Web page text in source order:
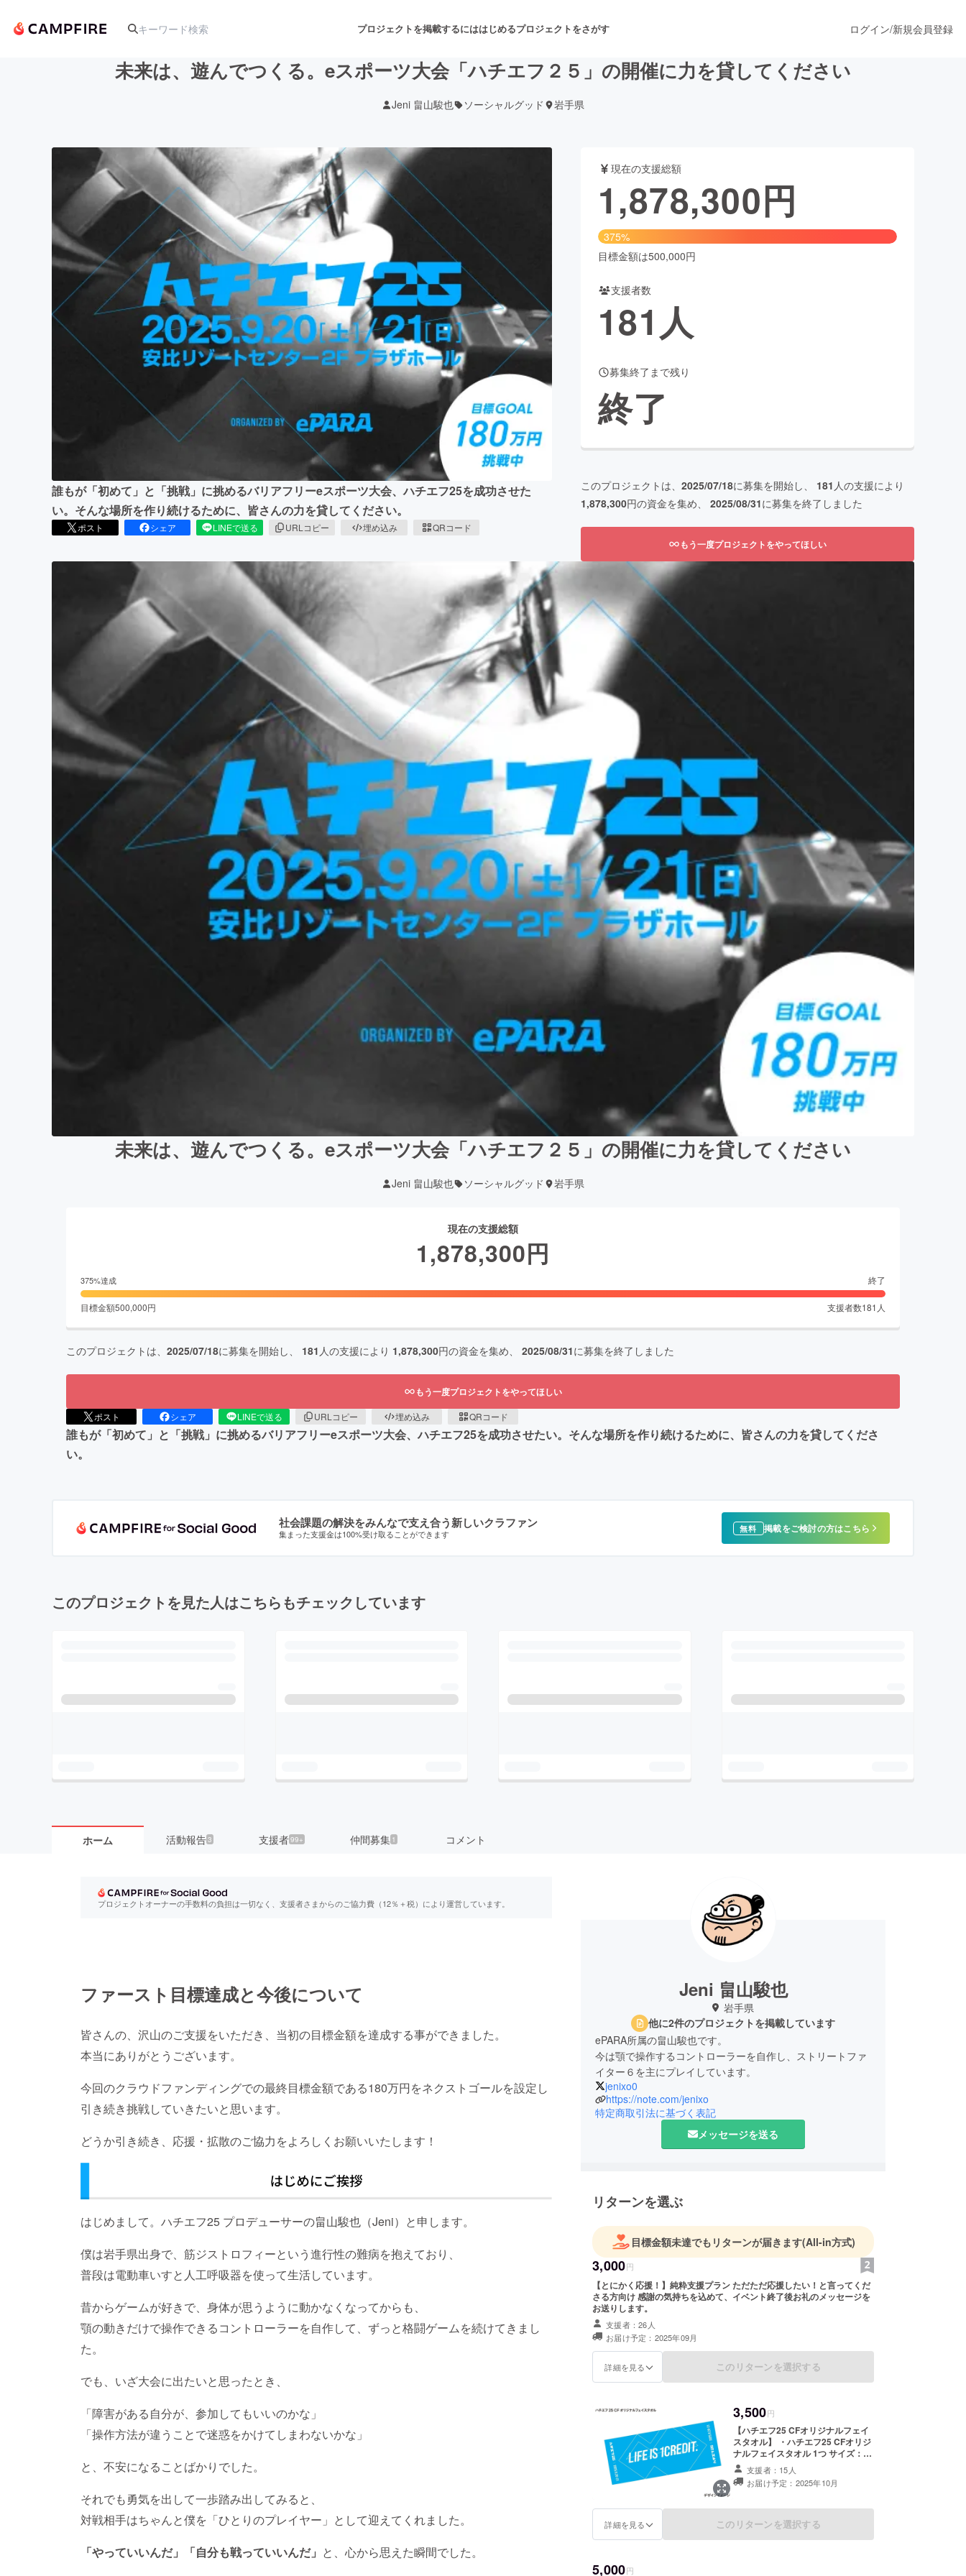
プロジェクトを掲載するにははじめるプロジェクトをさがす
アート・写真 音楽 舞台・パフォーマンス
テクノロジー・ガジェット ゲーム・サービス開発 ファッション
映像・映画 書籍・雑誌出版
ビジネス・起業 チャレンジ ビューティー・ヘルスケア
まちづくり・地域活性化
CAMPFIRE for Social GoodCAMPFIRE Creation
CAMPFIREふるさと納税machi-yaコミュニティ
ログイン/新規会員登録
未来は、遊んでつくる。eスポーツ大会「ハチエフ２５」の開催に力を貸してください
Jeni 畠山駿也 ソーシャルグッド 岩手県
誰もが「初めて」と「挑戦」に挑めるバリアフリーeスポーツ大会、ハチエフ25を成功させた
い。そんな場所を作り続けるために、皆さんの力を貸してください。
ポスト シェア LINEで送る URLコピー 埋め込み QRコード
現在の支援総額
1,878,300円
375%
目標金額は500,000円
支援者数
181人
募集終了まで残り
終了
このプロジェクトは、 2025/07/18に募集を開始し、 181 人の支援により
1,878,300円の資金を集め、 2025/08/31に募集を終了しました
もう一度プロジェクトをやってほしい
未来は、遊んでつくる。eスポーツ大会「ハチエフ２５」の開催に力を貸してください
Jeni 畠山駿也 ソーシャルグッド 岩手県
現在の支援総額
1,878,300円
375%達成 終了
目標金額500,000円 支援者数181 人
このプロジェクトは、 2025/07/18に募集を開始し、 181 人の支援により 1,878,300円の資金を集め、 2025/08/31に募集を終了しました
もう一度プロジェクトをやってほしい
ポスト シェア LINEで送る URLコピー 埋め込み QRコード
誰もが「初めて」と「挑戦」に挑めるバリアフリーeスポーツ大会、ハチエフ25を成功させたい。そんな場所を作り続けるために、皆さんの力を貸してくださ
い。
社会課題の解決をみんなで支え合う新しいクラファン
集まった支援金は100%受け取ることができます 無料 掲載をご検討の方はこちら
このプロジェクトを見た人はこちらもチェックしています
ホーム 活動報告3 支援者99+ 仲間募集 1 コメント
プロジェクトオーナーの手数料の負担は一切なく、支援者さまからのご協力費（12％＋税）により運営しています。
ファースト目標達成と今後について
皆さんの、沢山のご支援をいただき、当初の目標金額を達成する事ができました。
本当にありがとうございます。
今回のクラウドファンディングでの最終目標金額である180万円をネクストゴールを設定し
引き続き挑戦していきたいと思います。
どうか引き続き、応援・拡散のご協力をよろしくお願いいたします！
はじめまして。ハチエフ25 プロデューサーの畠山駿也（Jeni）と申します。
僕は岩手県出身で、筋ジストロフィーという進行性の難病を抱えており、
普段は電動車いすと人工呼吸器を使って生活しています。
昔からゲームが好きで、身体が思うように動かなくなってからも、
顎の動きだけで操作できるコントローラーを自作して、ずっと格闘ゲームを続けてきまし
た。
でも、いざ大会に出たいと思ったとき、
「障害がある自分が、参加してもいいのかな」
「操作方法が違うことで迷惑をかけてしまわないかな」
と、不安になることばかりでした。
それでも勇気を出して一歩踏み出してみると、
対戦相手はちゃんと僕を「ひとりのプレイヤー」として迎えてくれました。
「やっていいんだ」「自分も戦っていいんだ」 と、心から思えた瞬間でした。
Jeni 畠山駿也
岩手県
他に2件のプロジェクトを掲載しています
ePARA所属の畠山駿也です。
今は顎で操作するコントローラーを自作し、ストリートファ
イター６を主にプレイしています。
jenixo0
https://note.com/jenixo
特定商取引法に基づく表記
メッセージを送る
リターンを選ぶ
目標金額未達でもリターンが届きます(All-in方式)
3,000円
【とにかく応援！】純粋支援プラン ただただ応援したい！と言ってくだ
さる方向け 感謝の気持ちを込めて、イベント終了後お礼のメッセージを
お送りします。
支援者：26人
お届け予定：2025年09月
詳細を見る このリターンを選択する
3,500円
【ハチエフ25 CFオリジナルフェイ
スタオル】 ・ハチエフ25 CFオリジ
ナルフェイスタオル 1つ サイズ：
34cm x 80cm 印刷方法：インク
ジェット 素材：綿100％ ➊こちらの
リターンは、ハチエフ25（2025年9
て直接お渡しが可能となっておりま
す。 ※備考欄に会場受け取りのご記
支援者：15人
お届け予定：2025年10月
詳細を見る このリターンを選択する
5,000円